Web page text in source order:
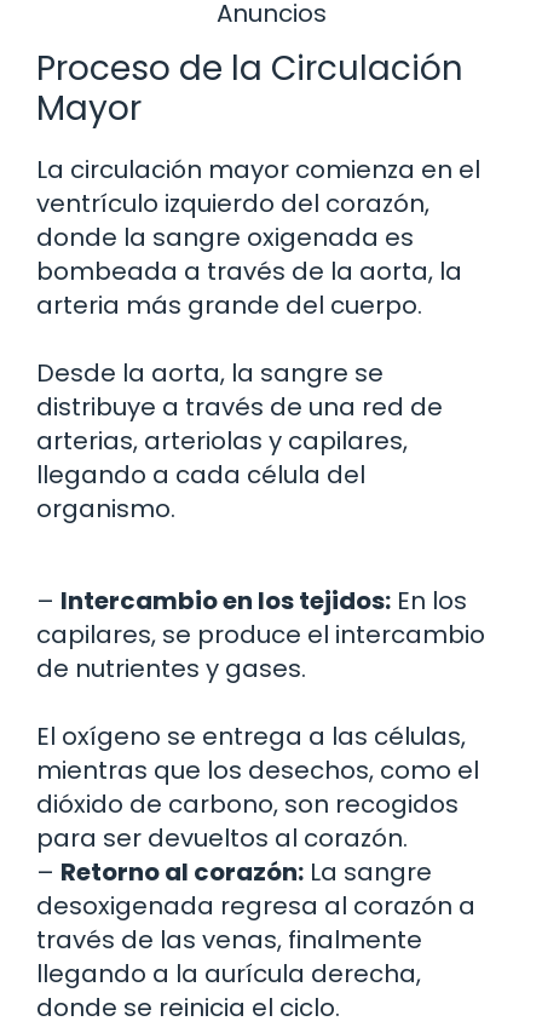
Anuncios
Proceso de la Circulación
Mayor
La circulación mayor comienza en el
ventrículo izquierdo del corazón,
donde la sangre oxigenada es
bombeada a través de la aorta, la
arteria más grande del cuerpo.
Desde la aorta, la sangre se
distribuye a través de una red de
arterias, arteriolas y capilares,
llegando a cada célula del
organismo.
– Intercambio en los tejidos: En los
capilares, se produce el intercambio
de nutrientes y gases.
El oxígeno se entrega a las células,
mientras que los desechos, como el
dióxido de carbono, son recogidos
para ser devueltos al corazón.
– Retorno al corazón: La sangre
desoxigenada regresa al corazón a
través de las venas, finalmente
llegando a la aurícula derecha,
donde se reinicia el ciclo.